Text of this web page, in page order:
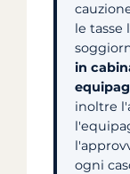
le tasse
in
inoltre
ogni